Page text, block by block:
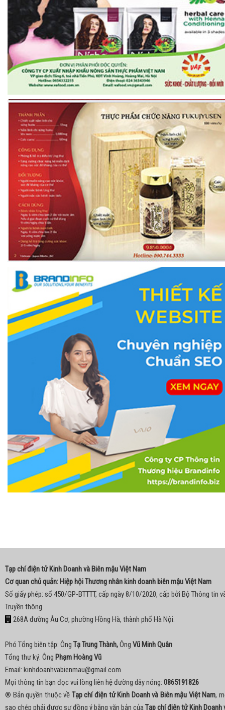
Tạp chí điện tử Kinh Doanh và Biên mậu Việt Nam
Cơ quan chủ quản: Hiệp hội Thương nhân kinh doanh biên mậu Việt Nam
Số giấy phép: số 450/GP-BTTTT, cấp ngày 8/10/2020, cấp bởi Bộ Thông tin
Truyền thông
268A đường Âu Cơ, phường Hồng Hà, thành phố Hà Nội.
Phó Tổng biên tập: Ông Tạ Trung Thành,Ông Vũ Minh Quân
Tổng thư ký: Ông Phạm Hoàng Vũ
Email: kinhdoanhvabienmau@gmail.com
Mọi thông tin bạn đọc vui lòng liên hệ đường dây nóng: 0865191826
® Bản quyền thuộc về Tạp chí điện tử Kinh Doanh và Biên mậu Việt Nam,
sao chép phải được sự đồng ý bằng văn bản củaTạp chí điện tử Kinh Doanh